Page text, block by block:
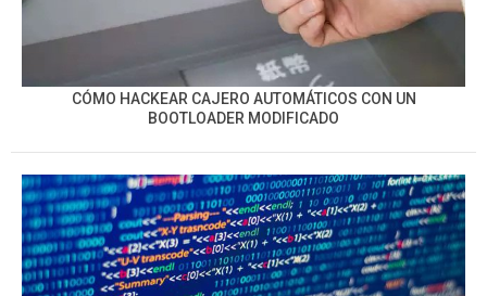
CÓMO HACKEAR CAJERO AUTOMÁTICOS CON UN
BOOTLOADER MODIFICADO